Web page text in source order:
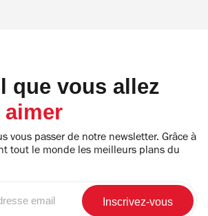
que vous allez
aimer
vous passer de notre newsletter. Grâce à
tout le monde les meilleurs plans du